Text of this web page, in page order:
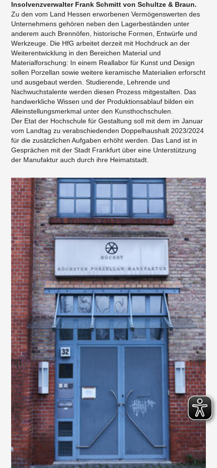
Insolvenzverwalter Frank Schmitt von Schultze & Braun.
Zu den vom Land Hessen erworbenen Vermögenswerten des
Unternehmens gehören neben den Lagerbeständen unter
anderem auch Brennöfen, historische Formen, Entwürfe und
Werkzeuge. Die HfG arbeitet derzeit mit Hochdruck an der
Weiterentwicklung in den Bereichen Material und
Materialforschung: In einem Reallabor für Kunst und Design
sollen Porzellan sowie weitere keramische Materialien erforscht
und ausgebaut werden. Studierende, Lehrende und
Nachwuchstalente werden diesen Prozess mitgestalten. Das
handwerkliche Wissen und der Produktionsablauf bilden ein
Alleinstellungsmerkmal unter den Kunsthochschulen.
Der Etat der Hochschule für Gestaltung soll mit dem im Januar
vom Landtag zu verabschiedenden Doppelhaushalt 2023/2024
für die zusätzlichen Aufgaben erhöht werden. Das Land ist in
Gesprächen mit der Stadt Frankfurt über eine Unterstützung
der Manufaktur auch durch ihre Heimatstadt.